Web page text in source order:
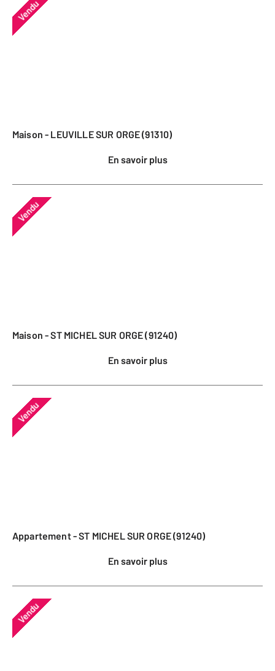
Vendu
Maison - LEUVILLE SUR ORGE (91310)
En savoir plus
Vendu
Maison - ST MICHEL SUR ORGE (91240)
En savoir plus
Vendu
Appartement - ST MICHEL SUR ORGE (91240)
En savoir plus
Vendu